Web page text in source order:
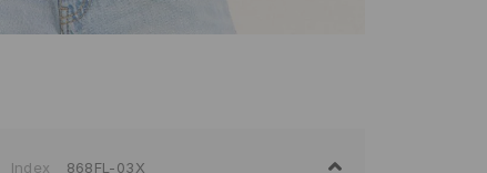
Index 868FL-03X